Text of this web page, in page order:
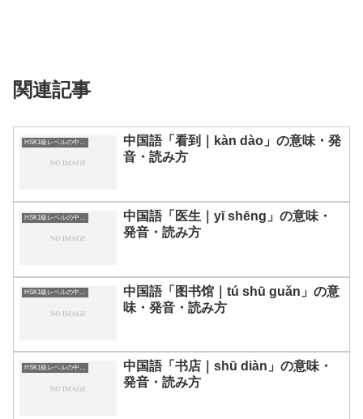
関連記事
中国語「看到｜kàn dào」の意味・発
音・読み方
中国語「医生｜yī shēng」の意味・
発音・読み方
HSK1級レベルの中国語
中国語「图书馆｜tú shū guǎn」の意
味・発音・読み方
HSK1級レベルの中国語
中国語「书店｜shū diàn」の意味・
発音・読み方